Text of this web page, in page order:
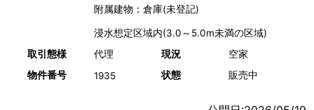
附属建物：倉庫(未登記)
浸水想定区域内(3.0～5.0m未満の区域)
取引態様
代理 現況
空家
物件番号
1935 状態 販売中